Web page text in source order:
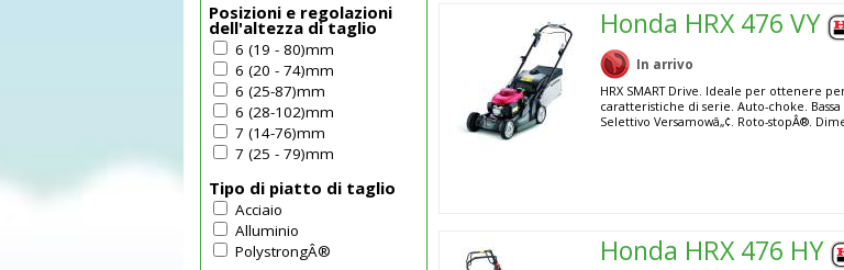
Posizioni e regolazioni
dell'altezza di taglio
6 (19 - 80)mm
6 (20 - 74)mm
6 (25-87)mm
6 (28-102)mm
7 (14-76)mm
7 (25 - 79)mm
Tipo di piatto di taglio
Acciaio
Alluminio
PolystrongÂ®
Honda HRX 476 VY
In arrivo
HRX SMART Drive. Ideale per ottenere
caratteristiche di serie. Auto-choke.
Selettivo Versamowâ„¢. Roto-stopÂ®.
Honda HRX 476 HY